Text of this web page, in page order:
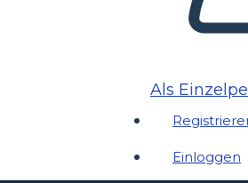
Als
Einloggen